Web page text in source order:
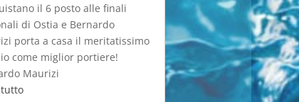
il 6 posto alle finali
di Ostia e Bernardo
porta a casa il meritatissimo
come miglior portiere!
Maurizi